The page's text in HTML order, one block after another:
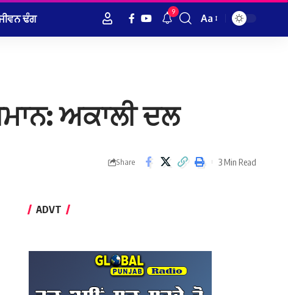
ਢੰਗ 9
Font
Aa
ਅਕਾਲੀ ਦਲ
Share 3 Min Read
ADVT